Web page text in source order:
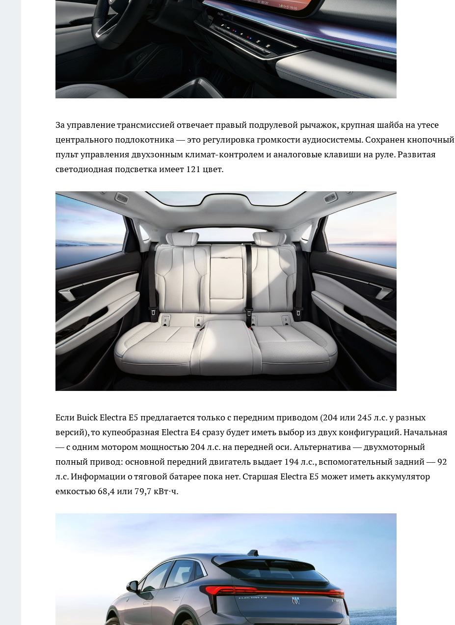
За управление трансмиссией отвечает правый подрулевой рычажок, крупная шайба на утесе
центрального подлокотника — это регулировка громкости аудиосистемы. Сохранен кнопочный
пульт управления двухзонным климат-контролем и аналоговые клавиши на руле. Развитая
светодиодная подсветка имеет 121 цвет.
Если Buick Electra E5 предлагается только с передним приводом (204 или 245 л.с. у разных
версий), то купеобразная Electra E4 сразу будет иметь выбор из двух конфигураций. Начальная
— с одним мотором мощностью 204 л.с. на передней оси. Альтернатива — двухмоторный
полный привод: основной передний двигатель выдает 194 л.с., вспомогательный задний — 92
л.с. Информации о тяговой батарее пока нет. Старшая Electra E5 может иметь аккумулятор
емкостью 68,4 или 79,7 кВт·ч.